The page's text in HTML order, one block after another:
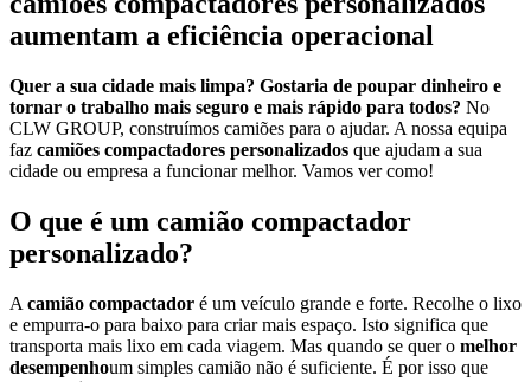
aumentam a eficiência operacional
Quer a sua cidade mais limpa? Gostaria de poupar dinheiro e
tornar o trabalho mais seguro e mais rápido para todos? No
CLW GROUP, construímos camiões para o ajudar. A nossa equipa
faz camiões compactadores personalizados que ajudam a sua
cidade ou empresa a funcionar melhor. Vamos ver como!
O que é um camião compactador
personalizado?
A camião compactador é um veículo grande e forte. Recolhe o lixo
e empurra-o para baixo para criar mais espaço. Isto significa que
transporta mais lixo em cada viagem. Mas quando se quer o melhor
desempenhoum simples camião não é suficiente. É por isso que